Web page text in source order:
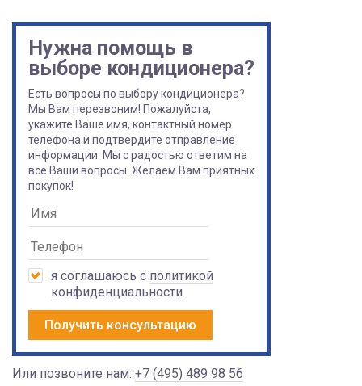
Нужна помощь в
выборе кондиционера?
Есть вопросы по выбору кондиционера?
Мы Вам перезвоним! Пожалуйста,
укажите Ваше имя, контактный номер
телефона и подтвердите отправление
информации. Мы с радостью ответим на
все Ваши вопросы. Желаем Вам приятных
покупок!
я соглашаюсь с политикой
конфиденциальности
Получить консультацию
Или позвоните нам: +7 (495) 489 98 56